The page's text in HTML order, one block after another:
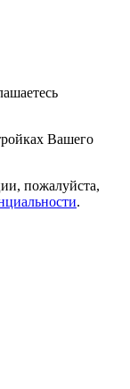
Вашего
пожалуйста,
.